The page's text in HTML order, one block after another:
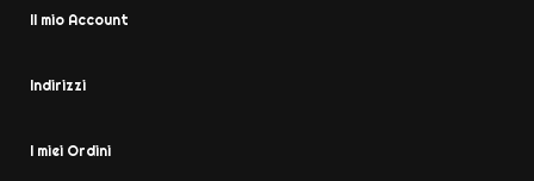
Il mio Account
Indirizzi
I miei Ordini